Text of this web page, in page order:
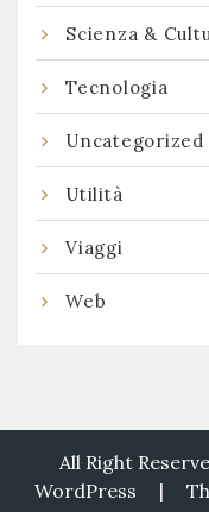
Scienza &
Tecnologia
Uncategorized
Utilità
Viaggi
Web
All Right
WordPress
|